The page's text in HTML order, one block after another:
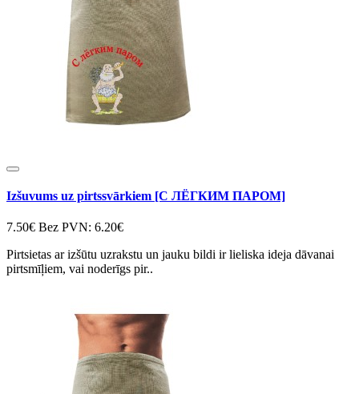
Izšuvums uz pirtssvārkiem [С ЛЁГКИМ ПАРОМ]
7.50€ Bez PVN: 6.20€
Pirtsietas ar izšūtu uzrakstu un jauku bildi ir lieliska ideja dāvanai
pirtsmīļiem, vai noderīgs pir..